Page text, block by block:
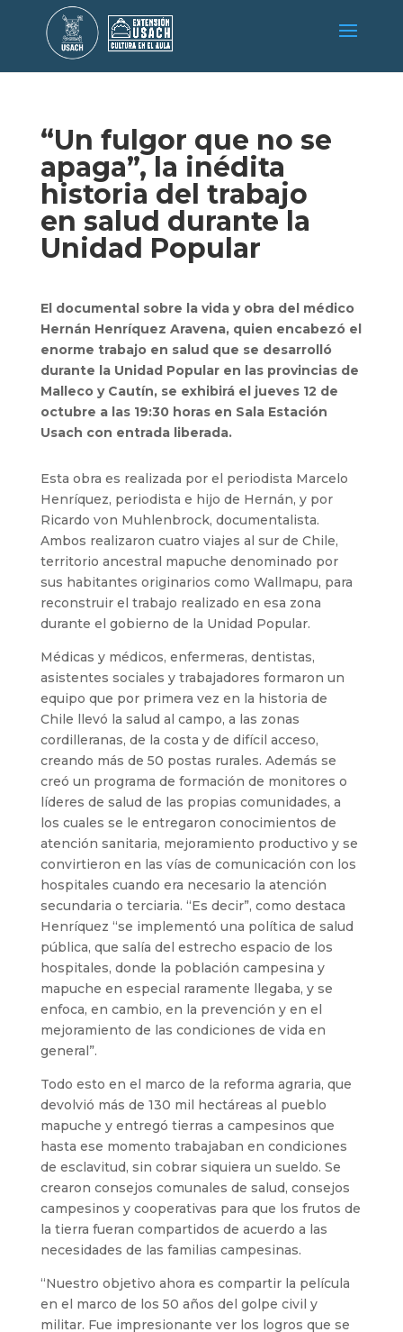
“Un fulgor que no se
apaga”, la inédita
historia del trabajo
en salud durante la
Unidad Popular
El documental sobre la vida y obra del médico
Hernán Henríquez Aravena, quien encabezó el
enorme trabajo en salud que se desarrolló
durante la Unidad Popular en las provincias de
Malleco y Cautín, se exhibirá el jueves 12 de
octubre a las 19:30 horas en Sala Estación
Usach con entrada liberada.
Esta obra es realizada por el periodista Marcelo
Henríquez, periodista e hijo de Hernán, y por
Ricardo von Muhlenbrock, documentalista.
Ambos realizaron cuatro viajes al sur de Chile,
territorio ancestral mapuche denominado por
sus habitantes originarios como Wallmapu, para
reconstruir el trabajo realizado en esa zona
durante el gobierno de la Unidad Popular.
Médicas y médicos, enfermeras, dentistas,
asistentes sociales y trabajadores formaron un
equipo que por primera vez en la historia de
Chile llevó la salud al campo, a las zonas
cordilleranas, de la costa y de difícil acceso,
creando más de 50 postas rurales. Además se
creó un programa de formación de monitores o
líderes de salud de las propias comunidades, a
los cuales se le entregaron conocimientos de
atención sanitaria, mejoramiento productivo y se
convirtieron en las vías de comunicación con los
hospitales cuando era necesario la atención
secundaria o terciaria. “Es decir”, como destaca
Henríquez “se implementó una política de salud
pública, que salía del estrecho espacio de los
hospitales, donde la población campesina y
mapuche en especial raramente llegaba, y se
enfoca, en cambio, en la prevención y en el
mejoramiento de las condiciones de vida en
general”.
Todo esto en el marco de la reforma agraria, que
devolvió más de 130 mil hectáreas al pueblo
mapuche y entregó tierras a campesinos que
hasta ese momento trabajaban en condiciones
de esclavitud, sin cobrar siquiera un sueldo. Se
crearon consejos comunales de salud, consejos
campesinos y cooperativas para que los frutos de
la tierra fueran compartidos de acuerdo a las
necesidades de las familias campesinas.
“Nuestro objetivo ahora es compartir la película
en el marco de los 50 años del golpe civil y
militar. Fue impresionante ver los logros que se